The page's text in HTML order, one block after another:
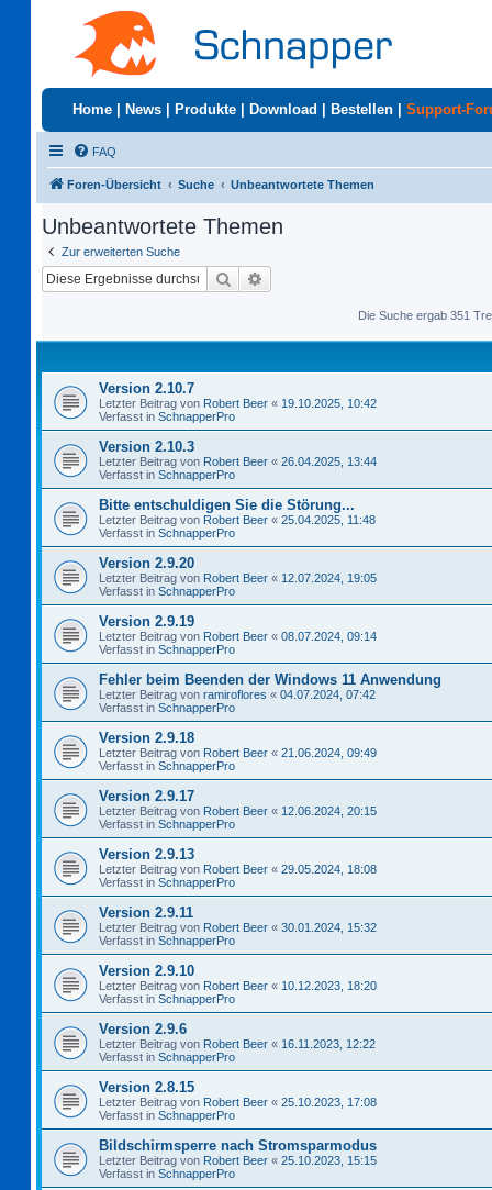
Home News Produkte Download Bestellen Support-
FAQ
Foren-Übersicht Suche Unbeantwortete Themen
Unbeantwortete Themen
Zur erweiterten Suche
Suche
Die Suche ergab 351
Version 2.10.7
Letzter Beitrag von Robert Beer « 19.10.2025, 10:42
Verfasst in SchnapperPro
Version 2.10.3
Letzter Beitrag von Robert Beer « 26.04.2025, 13:44
Verfasst in SchnapperPro
Bitte entschuldigen Sie die Störung...
Letzter Beitrag von Robert Beer « 25.04.2025, 11:48
Verfasst in SchnapperPro
Version 2.9.20
Letzter Beitrag von Robert Beer « 12.07.2024, 19:05
Verfasst in SchnapperPro
Version 2.9.19
Letzter Beitrag von Robert Beer « 08.07.2024, 09:14
Verfasst in SchnapperPro
Fehler beim Beenden der Windows 11 Anwendung
Letzter Beitrag von ramiroflores « 04.07.2024, 07:42
Verfasst in SchnapperPro
Version 2.9.18
Letzter Beitrag von Robert Beer « 21.06.2024, 09:49
Verfasst in SchnapperPro
Version 2.9.17
Letzter Beitrag von Robert Beer « 12.06.2024, 20:15
Verfasst in SchnapperPro
Version 2.9.13
Letzter Beitrag von Robert Beer « 29.05.2024, 18:08
Verfasst in SchnapperPro
Version 2.9.11
Letzter Beitrag von Robert Beer « 30.01.2024, 15:32
Verfasst in SchnapperPro
Version 2.9.10
Letzter Beitrag von Robert Beer « 10.12.2023, 18:20
Verfasst in SchnapperPro
Version 2.9.6
Letzter Beitrag von Robert Beer « 16.11.2023, 12:22
Verfasst in SchnapperPro
Version 2.8.15
Letzter Beitrag von Robert Beer « 25.10.2023, 17:08
Verfasst in SchnapperPro
Bildschirmsperre nach Stromsparmodus
Letzter Beitrag von Robert Beer « 25.10.2023, 15:15
Verfasst in SchnapperPro